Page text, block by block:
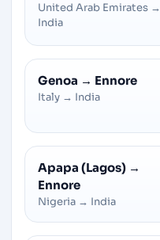
United Arab Emirates →
India
Genoa → Ennore
Italy → India
Apapa (Lagos) →
Ennore
Nigeria → India